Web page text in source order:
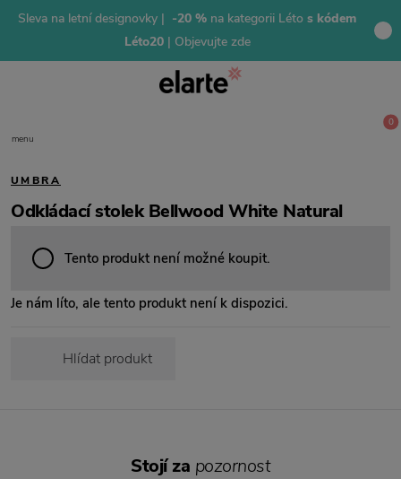
Sleva na letní designovky | -20 % na kategorii Léto s kódem
Léto20 | Objevujte zde
menu
0
UMBRA
Odkládací stolek Bellwood White Natural
Tento produkt není možné koupit.
Je nám líto, ale tento produkt není k dispozici.
Hlídat produkt
Stojí za pozornost